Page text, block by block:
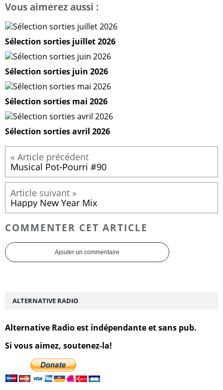
Vous aimerez aussi :
Sélection sorties juillet 2026
Sélection sorties juin 2026
Sélection sorties mai 2026
Sélection sorties avril 2026
Musical Pot-Pourri #90
Happy New Year Mix
COMMENTER CET ARTICLE
Ajouter un commentaire
ALTERNATIVE RADIO
Alternative Radio est indépendante et sans pub.
Si vous aimez, soutenez-la!